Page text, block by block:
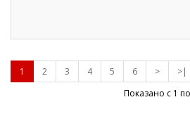
1 2 3 4 5 6 >
>|
Показано с 1